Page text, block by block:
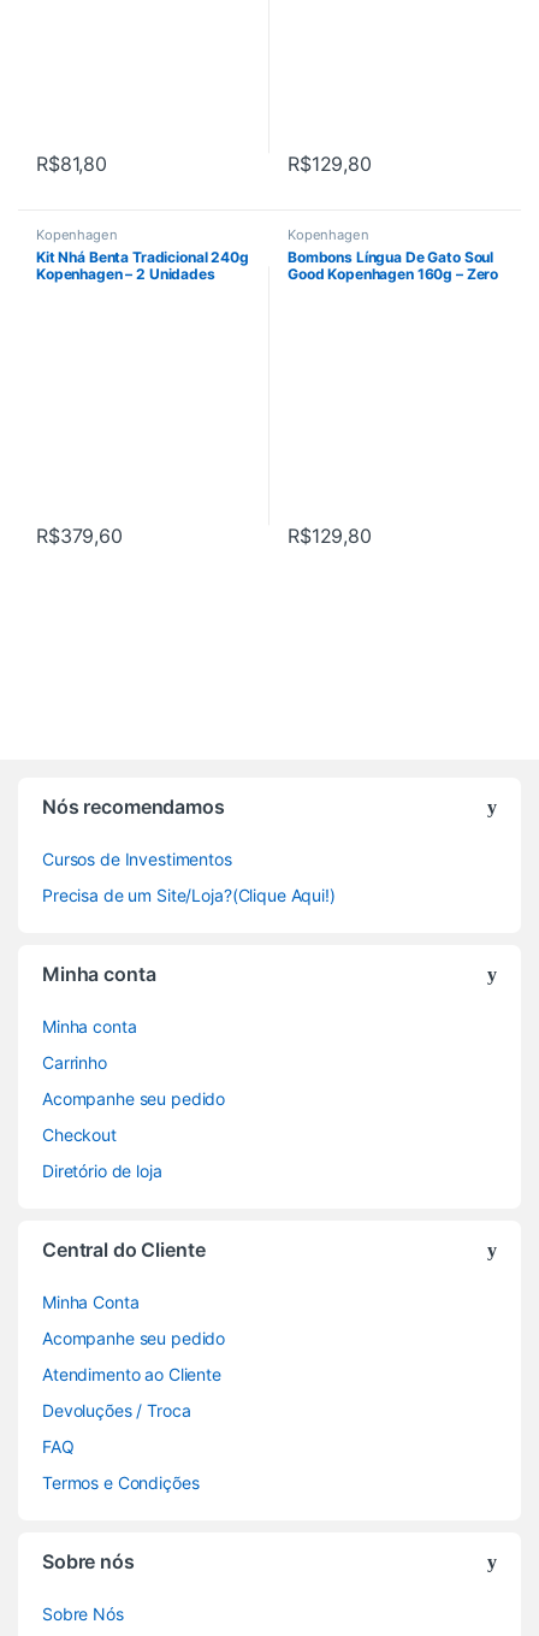
R$81,80 R$129,80
Kopenhagen
Kit Nhá Benta Tradicional 240g
Kopenhagen – 2 Unidades
R$379,60
Kopenhagen
Bombons Língua De Gato Soul
Good Kopenhagen 160g – Zero
R$129,80
Nós recomendamos
Cursos de Investimentos
Precisa de um Site/Loja?(Clique Aqui!)
Minha conta
Minha conta
Carrinho
Acompanhe seu pedido
Checkout
Diretório de loja
Central do Cliente
Minha Conta
Acompanhe seu pedido
Atendimento ao Cliente
Devoluções / Troca
FAQ
Termos e Condições
Sobre nós
Sobre Nós